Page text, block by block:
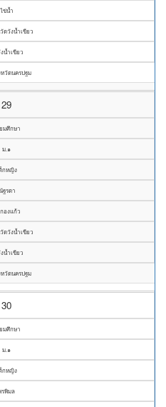
ไข่น้ำ
ดวังน้ำเขียว
น้ำเขียว
วัดนครปฐม
29
มศึกษา
ม.๑
กหญิง
ฐรดา
องแก้ว
ดวังน้ำเขียว
น้ำเขียว
วัดนครปฐม
30
มศึกษา
ม.๑
กหญิง
รพิมล